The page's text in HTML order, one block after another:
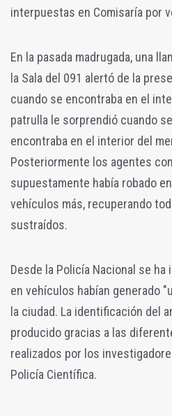
interpuestas en Comisaría por
En la pasada madrugada, una
la Sala del 091 alertó de la
cuando se encontraba en el
patrulla le sorprendió cuando
encontraba en el interior del
Posteriormente los agentes
supuestamente había robado
vehículos más, recuperando
sustraídos.
Desde la Policía Nacional se
en vehículos habían generado
la ciudad. La identificación del
producido gracias a las
realizados por los
Policía Científica.